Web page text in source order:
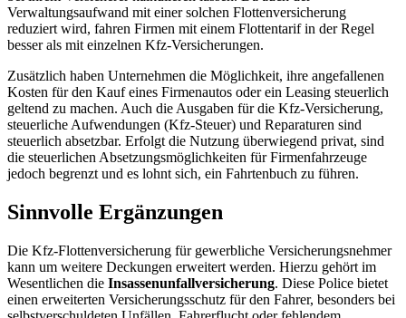
Verwaltungsaufwand mit einer solchen Flottenversicherung
reduziert wird, fahren Firmen mit einem Flottentarif in der Regel
besser als mit einzelnen Kfz-Versicherungen.
Zusätzlich haben Unternehmen die Möglichkeit, ihre angefallenen
Kosten für den Kauf eines Firmenautos oder ein Leasing steuerlich
geltend zu machen. Auch die Ausgaben für die Kfz-Versicherung,
steuerliche Aufwendungen (Kfz-Steuer) und Reparaturen sind
steuerlich absetzbar. Erfolgt die Nutzung überwiegend privat, sind
die steuerlichen Absetzungsmöglichkeiten für Firmenfahrzeuge
jedoch begrenzt und es lohnt sich, ein Fahrtenbuch zu führen.
Sinnvolle Ergänzungen
Die Kfz-Flottenversicherung für gewerbliche Versicherungsnehmer
kann um weitere Deckungen erweitert werden. Hierzu gehört im
Wesentlichen die Insassenunfallversicherung. Diese Police bietet
einen erweiterten Versicherungsschutz für den Fahrer, besonders bei